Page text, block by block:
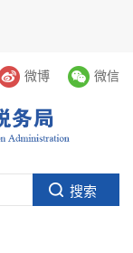
微博 微信